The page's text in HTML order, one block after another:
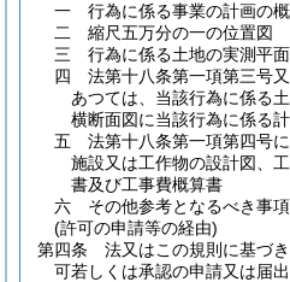
一
行為に係る事業の計画の
二
縮尺五万分の一の位置図
三
行為に係る土地の実測平
四
法第十八条第一項第三号
あつては、当該行為に係る
横断面図に当該行為に係る
五
法第十八条第一項第四号
施設又は工作物の設計図、
書及び工事費概算書
六
その他参考となるべき事
(許可の申請等の経由)
第四条
法又はこの規則に基づ
可若しくは承認の申請又は届出